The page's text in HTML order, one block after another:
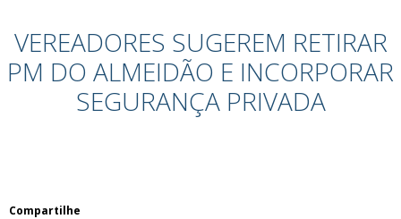
VEREADORES SUGEREM RETIRAR
PM DO ALMEIDÃO E INCORPORAR
SEGURANÇA PRIVADA
Compartilhe